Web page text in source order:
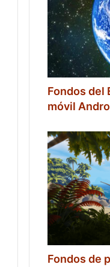
Fondos del
móvil
Fondos de